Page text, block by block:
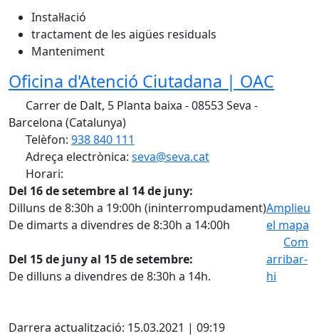
Instal·lació
tractament de les aigües residuals
Manteniment
Oficina d'Atenció Ciutadana | OAC
Carrer de Dalt, 5 Planta baixa - 08553 Seva -
Barcelona (Catalunya)
Telèfon: 938 840 111
Adreça electrònica: seva@seva.cat
Horari:
Del 16 de setembre al 14 de juny:
Dilluns de 8:30h a 19:00h (ininterrompudament)
De dimarts a divendres de 8:30h a 14:00h
Del 15 de juny al 15 de setembre:
De dilluns a divendres de 8:30h a 14h.
Amplieu
el mapa
Com
arribar-
hi
Leaflet| ©
OpenStreetMap
contributors
Darrera actualització: 15.03.2021 | 09:19